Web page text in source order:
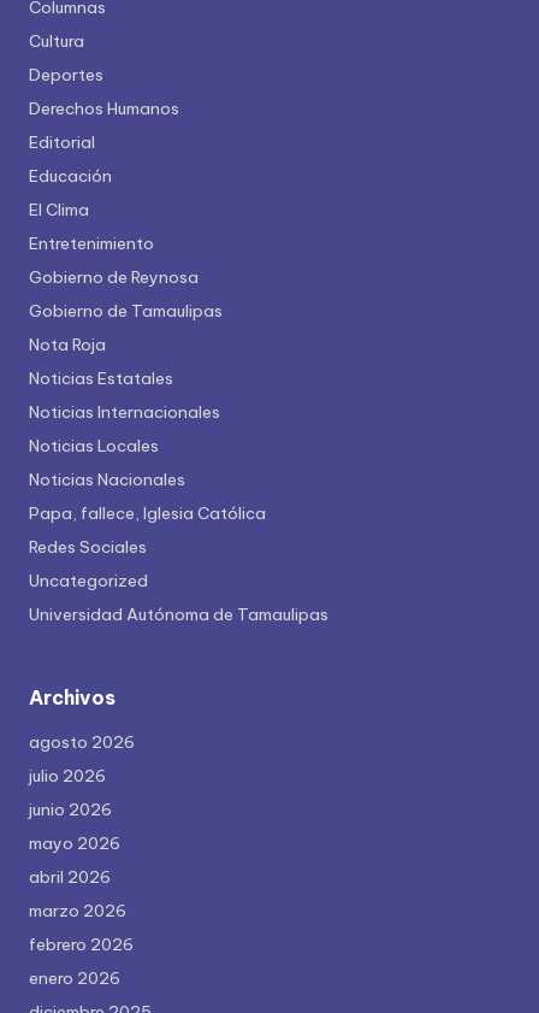
Columnas
Cultura
Deportes
Derechos Humanos
Editorial
Educación
El Clima
Entretenimiento
Gobierno de Reynosa
Gobierno de Tamaulipas
Nota Roja
Noticias Estatales
Noticias Internacionales
Noticias Locales
Noticias Nacionales
Papa, fallece, Iglesia Católica
Redes Sociales
Uncategorized
Universidad Autónoma de Tamaulipas
Archivos
agosto 2026
julio 2026
junio 2026
mayo 2026
abril 2026
marzo 2026
febrero 2026
enero 2026